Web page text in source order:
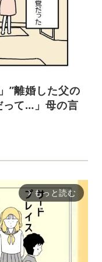
”離婚した父の
て…」母の言
arrow_forward_ios もっと読む